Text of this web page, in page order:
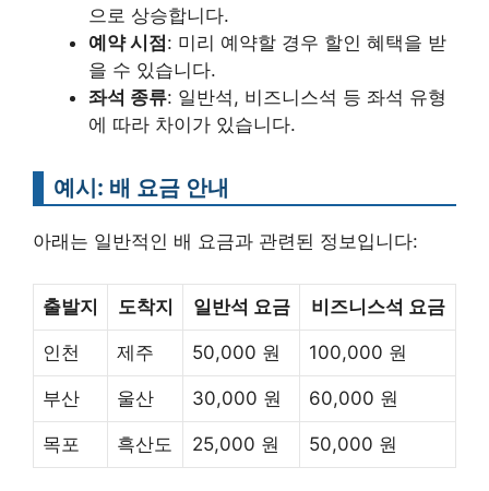
으로 상승합니다.
예약 시점 : 미리 예약할 경우 할인 혜택을 받
을 수 있습니다.
좌석 종류: 일반석, 비즈니스석 등 좌석 유형
에 따라 차이가 있습니다.
예시: 배 요금 안내
아래는 일반적인 배 요금과 관련된 정보입니다:
출발지 도착지 일반석 요금 비즈니스석 요금
인천 제주 50,000 원 100,000 원
부산 울산 30,000 원 60,000 원
목포 흑산도 25,000 원 50,000 원